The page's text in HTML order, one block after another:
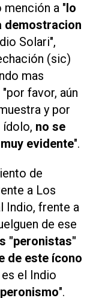
mención a "lo
demostracion
Solari",
(sic)
mas
favor, aún
y por
ídolo, no se
evidente".
de
a Los
Indio, frente a
de ese
"peronistas"
de este ícono
el Indio
".